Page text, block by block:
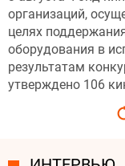
организаций,
целях
оборудования в
результатам
утверждено 106